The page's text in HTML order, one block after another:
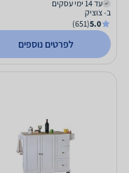
עד 14 ימי עסקים
ב- צוציק
5.0
(651)
לפרטים נוספים